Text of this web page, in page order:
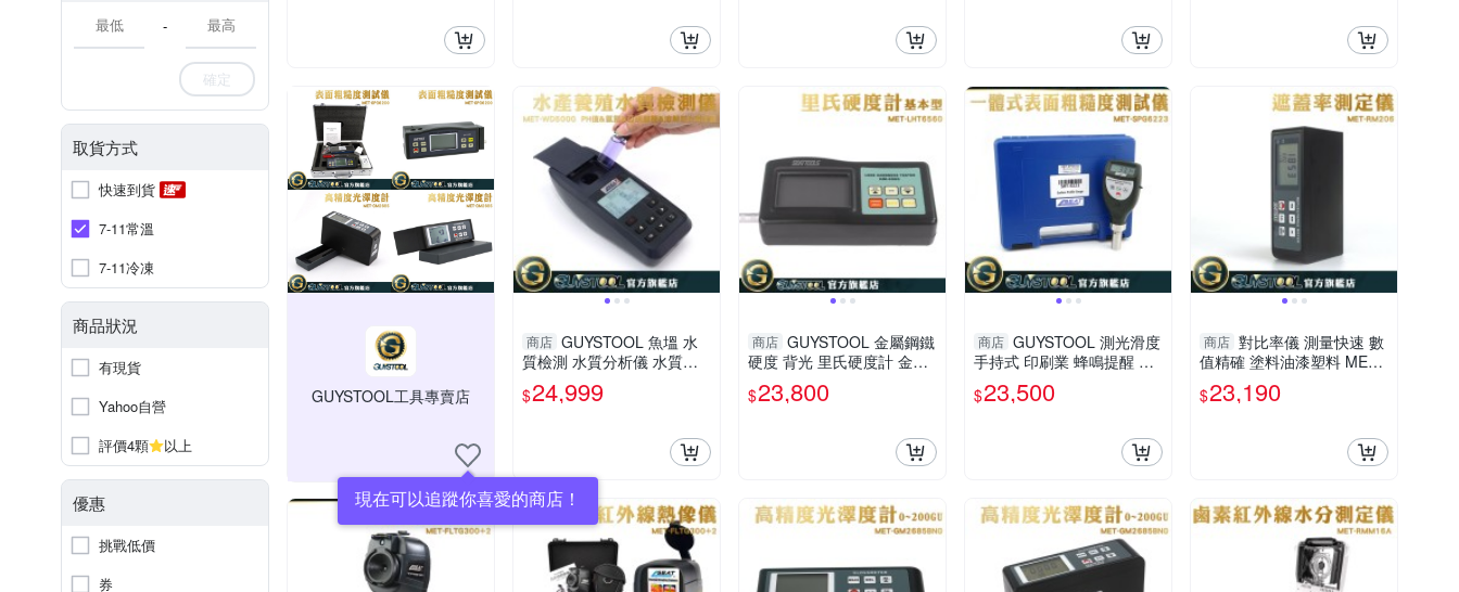
-
確定
取貨方式
快速到貨
7-11常溫
7-11冷凍
商品狀況
有現貨
Yahoo自營
評價4顆
以上
優惠
挑戰低價
券
GUYSTOOL工具專賣店
現在可以追蹤你喜愛的商店！
商店 GUYSTOOL 魚塭 水
質檢測 水質分析儀 水質測
試儀 測水質 MET-WD5000
海生館 磷酸鹽 海水養殖PH
$24,999
商店 GUYSTOOL 金屬鋼鐵
硬度 背光 里氏硬度計 金屬
硬度量測 金屬硬度計 蕭氏
硬度計 手持硬度計 LHT656
$23,800
商店 GUYSTOOL 測光滑度
手持式 印刷業 蜂鳴提醒 表
面粗糙度 粗糙度測試 MET-
SPG6223 噴塗防腐 可連電
$23,500
商店 對比率儀 測量快速 數
值精確 塗料油漆塑料 MET-
RM206 遮蓋力測試儀 測量
器
$23,190